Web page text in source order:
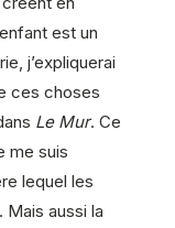
est un
j’expliquerai
ces choses
Le Mur. Ce
me suis
lequel les
aussi la